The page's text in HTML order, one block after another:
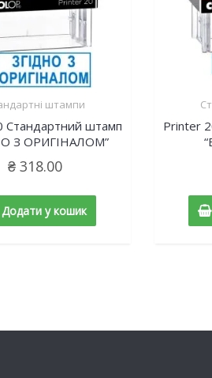
штампи
Cтандартний штамп
З ОРИГІНАЛОМ”
₴318.00
Додати у кошик
Printer